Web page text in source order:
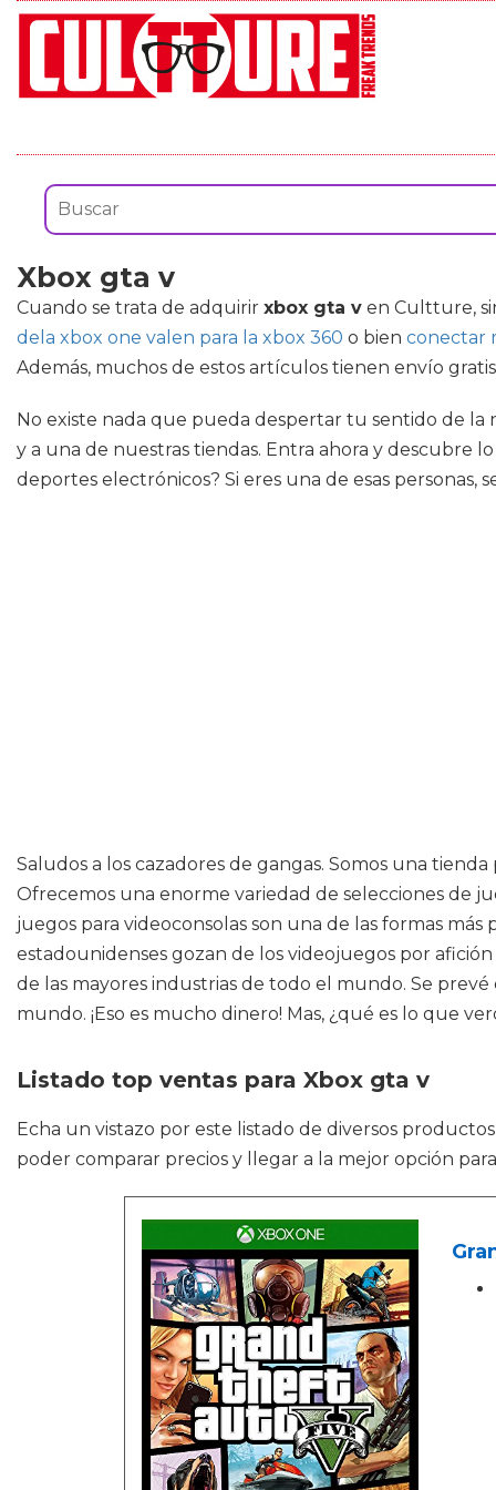
Xbox gta v
Cuando se trata de adquirir xbox gta v en Cultture,
dela xbox one valen para la xbox 360 o bien conectar
Además, muchos de estos artículos tienen envío
No existe nada que pueda despertar tu sentido de la
y a una de nuestras tiendas. Entra ahora y descubre
deportes electrónicos? Si eres una de esas
Saludos a los cazadores de gangas. Somos una
Ofrecemos una enorme variedad de selecciones de
juegos para videoconsolas son una de las formas
estadounidenses gozan de los videojuegos por
de las mayores industrias de todo el mundo. Se
mundo. ¡Eso es mucho dinero! Mas, ¿qué es lo que
Listado top ventas para Xbox gta v
Echa un vistazo por este listado de diversos
poder comparar precios y llegar a la mejor opción